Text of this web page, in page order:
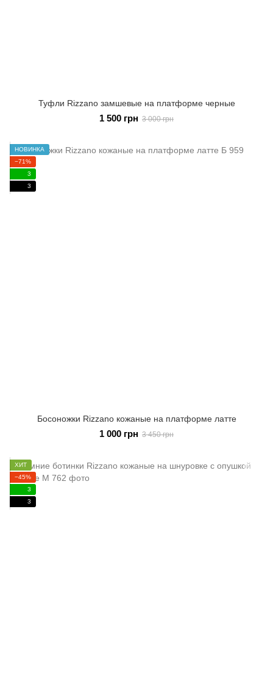
Туфли Rizzano замшевые на платформе черные
1 500 грн 3 000 грн
НОВИНКА
−71%
3
3
Босоножки Rizzano кожаные на платформе латте
1 000 грн 3 450 грн
ХИТ
−45%
3
3